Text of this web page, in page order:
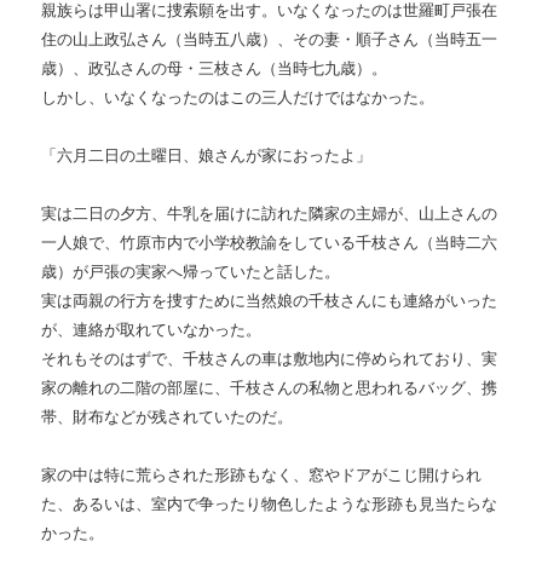
親族らは甲山署に捜索願を出す。いなくなったのは世羅町戸張在
住の山上政弘さん（当時五八歳）、その妻・順子さん（当時五一
歳）、政弘さんの母・三枝さん（当時七九歳）。
しかし、いなくなったのはこの三人だけではなかった。
「六月二日の土曜日、娘さんが家におったよ」
実は二日の夕方、牛乳を届けに訪れた隣家の主婦が、山上さんの
一人娘で、竹原市内で小学校教諭をしている千枝さん（当時二六
歳）が戸張の実家へ帰っていたと話した。
実は両親の行方を捜すために当然娘の千枝さんにも連絡がいった
が、連絡が取れていなかった。
それもそのはずで、千枝さんの車は敷地内に停められており、実
家の離れの二階の部屋に、千枝さんの私物と思われるバッグ、携
帯、財布などが残されていたのだ。
家の中は特に荒らされた形跡もなく、窓やドアがこじ開けられ
た、あるいは、室内で争ったり物色したような形跡も見当たらな
かった。